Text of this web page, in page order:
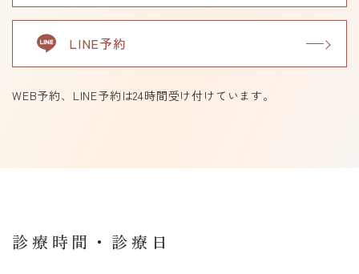
LINE予約
WEB予約、LINE予約は24時間受け付けています。
診療時間・診療日